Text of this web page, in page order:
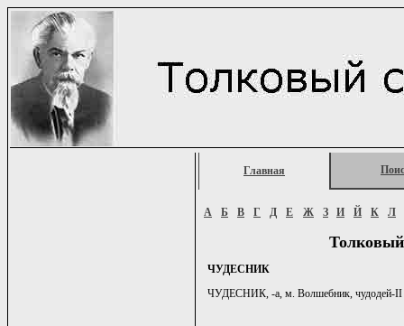
Главная
А Б В Г Д Е Ж З И Й К Л
ЧУДЕСНИК
ЧУДЕСНИК, -а, м. Волшебник, чудодей-II